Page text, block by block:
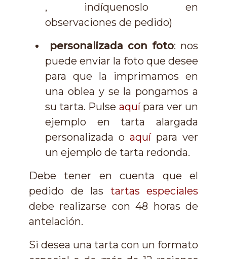
, indíquenoslo en
observaciones de pedido)
personalizada con foto: nos
puede enviar la foto que desee
para que la imprimamos en
una oblea y se la pongamos a
su tarta. Pulse aquípara ver un
ejemplo en tarta alargada
personalizada o aquípara ver
un ejemplo de tarta redonda.
Debe tener en cuenta que el
pedido de las tartas especiales
debe realizarse con 48 horas de
antelación.
Si desea una tarta con un formato